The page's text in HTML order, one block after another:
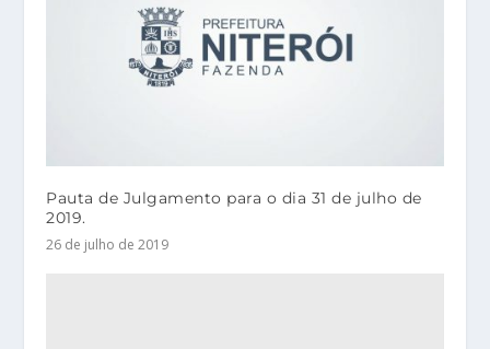
Pauta de Julgamento para o dia 31 de julho de
2019.
26 de julho de 2019